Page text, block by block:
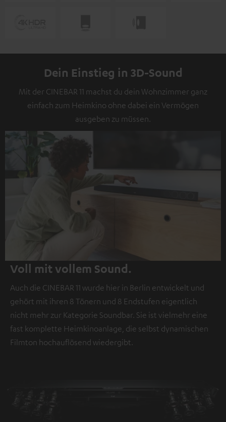
Dein Einstieg in 3D-Sound
Mit der CINEBAR 11 machst du dein Wohnzimmer ganz
einfach zum Heimkino ohne dabei ein Vermögen
ausgeben zu müssen.
Voll mit vollem Sound.
Auch die CINEBAR 11 wurde hier in Berlin entwickelt und
gehört mit ihren 8 Tönern und 8 Endstufen eigentlich
nicht mehr zur Kategorie Soundbar. Sie ist vielmehr eine
fast komplette Heimkinoanlage, die selbst dynamischen
Filmton hochauflösend wiedergibt.